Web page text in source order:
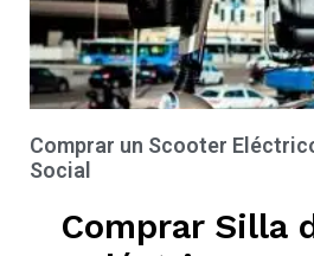
Comprar un Scooter
Social
Comprar Silla